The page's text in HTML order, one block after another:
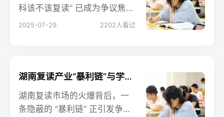
科该不该复读” 已成为争议焦
点。一边是 “学历门槛不可破”
艰难抉择。
2025-07-29 2202 人看过
湖南复读产业“暴利链”与学生权益保护
湖南复读市场的火爆背后，一
条隐蔽的 “暴利链” 正引发争